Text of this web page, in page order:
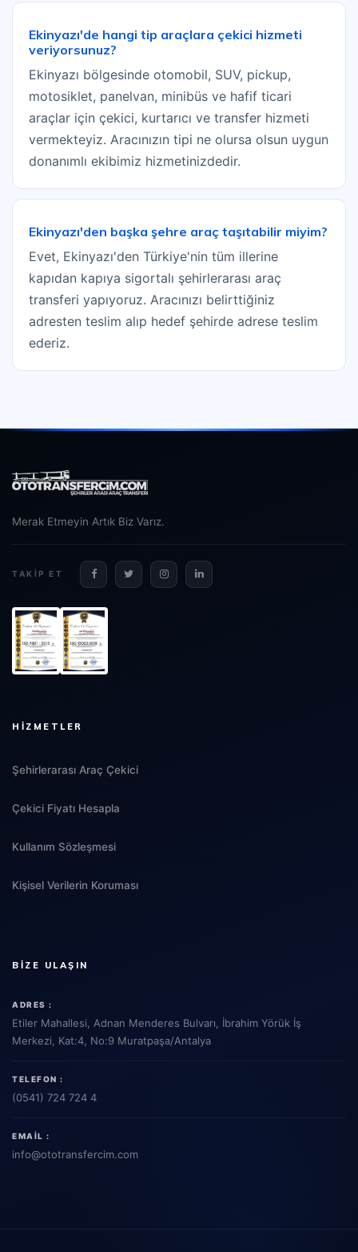
Ekinyazı'de hangi tip araçlara çekici hizmeti
veriyorsunuz?
Ekinyazı bölgesinde otomobil, SUV, pickup,
motosiklet, panelvan, minibüs ve hafif ticari
araçlar için çekici, kurtarıcı ve transfer hizmeti
vermekteyiz. Aracınızın tipi ne olursa olsun uygun
donanımlı ekibimiz hizmetinizdedir.
Ekinyazı'den başka şehre araç taşıtabilir miyim?
Evet, Ekinyazı'den Türkiye'nin tüm illerine
kapıdan kapıya sigortalı şehirlerarası araç
transferi yapıyoruz. Aracınızı belirttiğiniz
adresten teslim alıp hedef şehirde adrese teslim
ederiz.
Merak Etmeyin Artık Biz Varız.
TAKIP ET
HIZMETLER
Şehirlerarası Araç Çekici
Çekici Fiyatı Hesapla
Kullanım Sözleşmesi
Kişisel Verilerin Koruması
BIZE ULAŞIN
ADRES :
Etiler Mahallesi, Adnan Menderes Bulvarı, İbrahim Yörük İş
Merkezi, Kat:4, No:9 Muratpaşa/Antalya
TELEFON :
(0541) 724 724 4
EMAIL :
info@ototransfercim.com